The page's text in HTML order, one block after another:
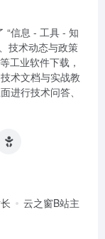
“信息 - 工具 - 知
技术动态与政策
工业软件下载，
术文档与实战教
进行技术问答、
云之窗B站主